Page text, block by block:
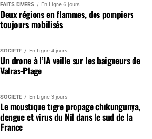
FAITS DIVERS En Ligne 6 jours
Deux régions en flammes, des pompiers
toujours mobilisés
SOCIÉTÉ En Ligne 4 jours
Un drone à l’IA veille sur les baigneurs de
Valras-Plage
SOCIÉTÉ En Ligne 3 jours
Le moustique tigre propage chikungunya,
dengue et virus du Nil dans le sud de la
France